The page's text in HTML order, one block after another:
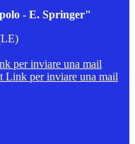
- E. Springer"
per inviare una mail
Link per inviare una mail